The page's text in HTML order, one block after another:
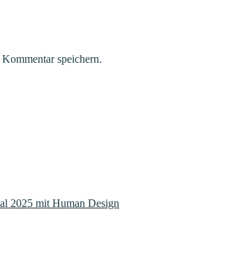
speichern.
2025 mit Human Design